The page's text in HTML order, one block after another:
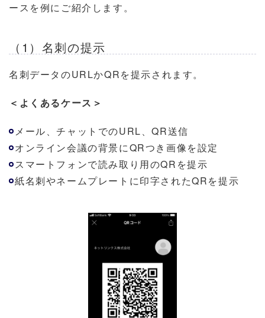
ースを例にご紹介します。
（1）名刺の提示
名刺データのURLかQRを提示されます。
＜よくあるケース＞
メール、チャットでのURL、QR送信
オンライン会議の背景にQRつき画像を設定
スマートフォンで読み取り用のQRを提示
紙名刺やネームプレートに印字されたQRを提示